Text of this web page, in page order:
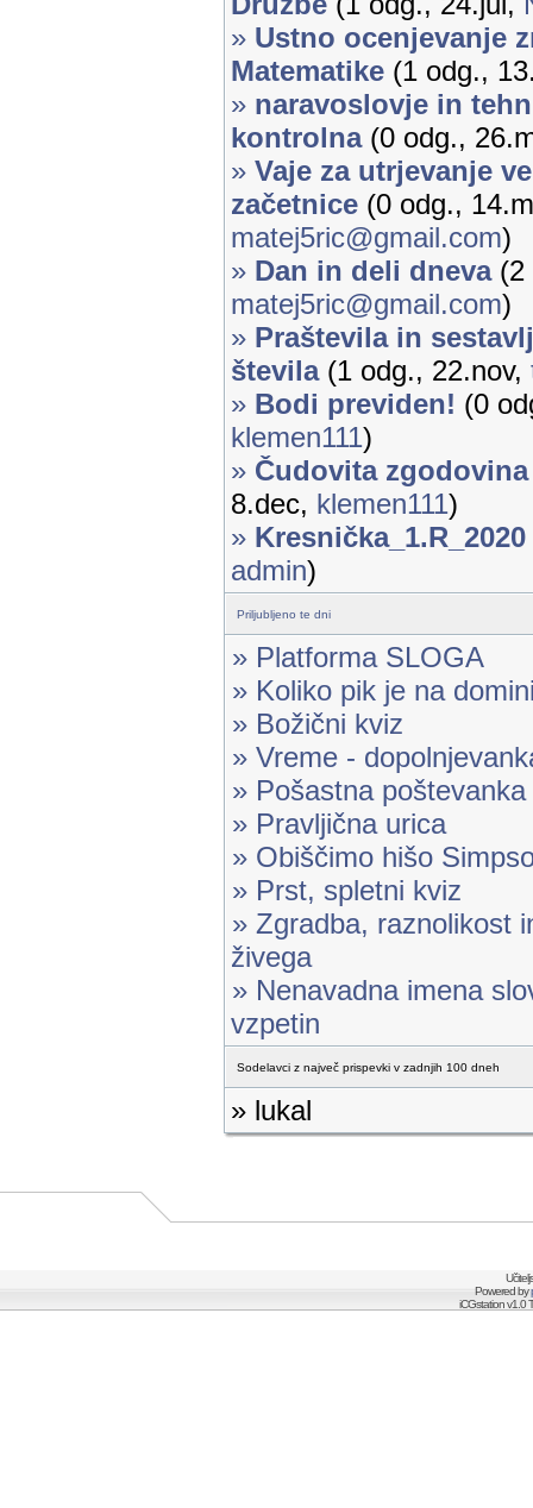
» Ustno ocenjevanje
Matematike (1 odg.,
» naravoslovje in
kontrolna(0 odg.,
» Vaje za utrjevanje
začetnice (0 odg.,
matej5ric@gmail.com)
» Dan in deli dneva(2
matej5ric@gmail.com)
» Praštevila in
števila(1 odg., 22.nov,
» Bodi previden! (0
klemen111)
» Čudovita
8.dec, klemen111)
» Kresnička_1.R_2020
admin)
Priljubljeno te dni
» Platforma SLOGA
» Koliko pik je na
» Božični kviz
» Vreme -
» Pošastna poštevanka
» Pravljična urica
» Obiščimo hišo
» Prst, spletni kviz
» Zgradba, raznolikost
živega
» Nenavadna imena
vzpetin
Sodelavci z največ prispevki v zadnjih 100 dneh
» lukal
Powered by
iCGstation v1.0